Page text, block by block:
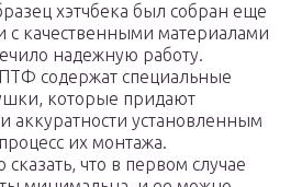
хэтчбека был собран еще
с качественными материалами
надежную работу.
содержат специальные
которые придают
аккуратности установленным
их монтажа.
что в первом случае